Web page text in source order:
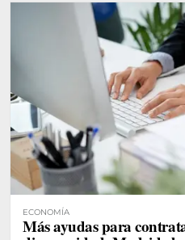
ECONOMÍA
Más ayudas para